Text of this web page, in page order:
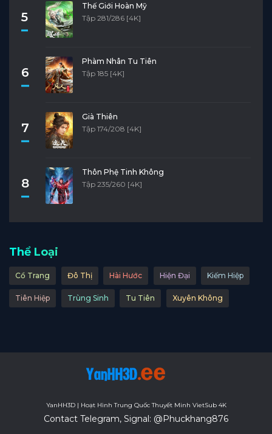
5
Thế Giới Hoàn Mỹ
Tập 281/286 [4K]
6
Phàm Nhân Tu Tiên
Tập 185 [4K]
7
Già Thiên
Tập 174/208 [4K]
8
Thôn Phệ Tinh Không
Tập 235/260 [4K]
Thể Loại
Cổ Trang Đô Thị Hài Hước Hiện Đại Kiếm Hiệp
Tiên Hiệp Trùng Sinh Tu Tiên Xuyên Không
YanHH3D | Hoạt Hình Trung Quốc Thuyết Minh VietSub 4K
Contact Telegram, Signal: @Phuckhang876